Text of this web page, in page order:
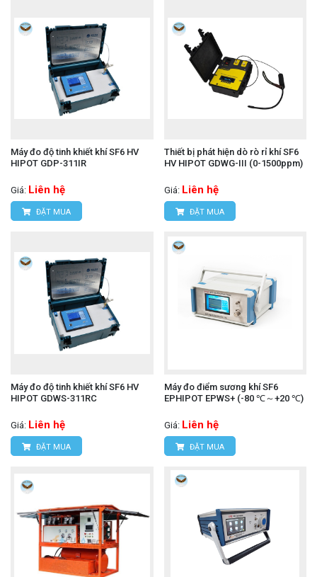
Máy đo độ tinh khiết khí SF6 HV
HIPOT GDP-311IR
Giá: Liên hệ
ĐẶT MUA
Thiết bị phát hiện dò rò rỉ khí SF6
HV HIPOT GDWG-III (0-1500ppm)
Giá: Liên hệ
ĐẶT MUA
Máy đo độ tinh khiết khí SF6 HV
HIPOT GDWS-311RC
Giá: Liên hệ
ĐẶT MUA
Máy đo điểm sương khí SF6
EPHIPOT EPWS+ (-80 ℃～+20 ℃)
Giá: Liên hệ
ĐẶT MUA